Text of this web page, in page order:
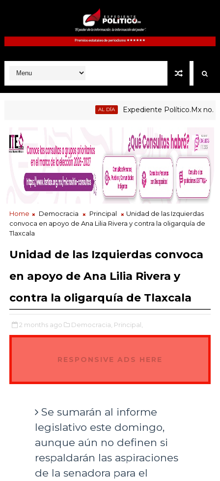
Expediente Político.Mx no. 1127
Home Democracia Principal
Unidad de las Izquierdas
convoca en apoyo de Ana Lilia Rivera y contra la oligarquía de
Tlaxcala
Unidad de las Izquierdas convoca
en apoyo de Ana Lilia Rivera y
contra la oligarquía de Tlaxcala
2 months ago Democracia, Principal,
RESPONSIVE ADS HERE
Se sumarán al informe
legislativo este domingo,
aunque aún no definen si
respaldarán las aspiraciones
de la senadora para el